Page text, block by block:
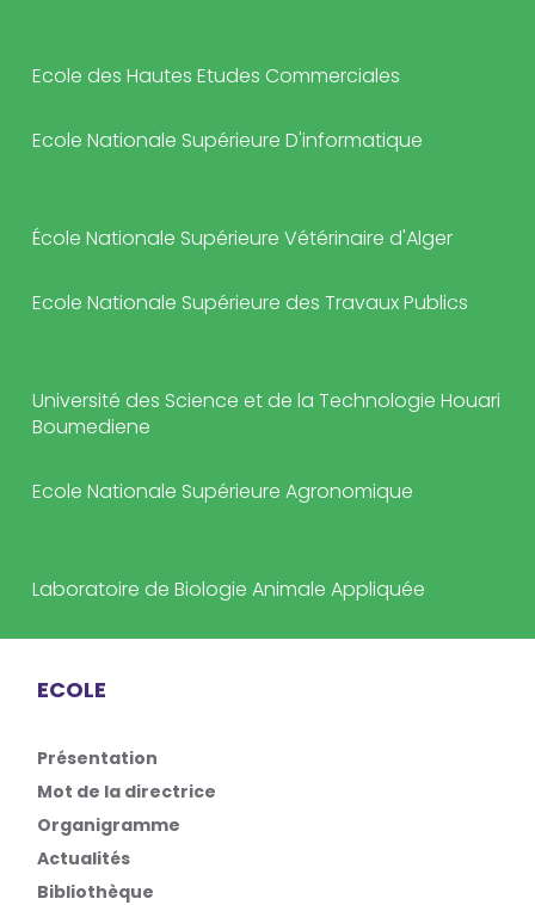
Ecole des Hautes Etudes Commerciales
Ecole Nationale Supérieure D'informatique
École Nationale Supérieure Vétérinaire d'Alger
Ecole Nationale Supérieure des Travaux Publics
Université des Science et de la Technologie Houari
Boumediene
Ecole Nationale Supérieure Agronomique
Laboratoire de Biologie Animale Appliquée
ECOLE
Présentation
Mot de la directrice
Organigramme
Actualités
Bibliothèque